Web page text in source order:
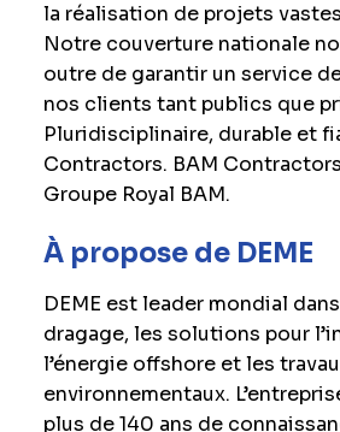
la réalisation de projets
Notre couverture nationale
outre de garantir un service
nos clients tant publics que
Pluridisciplinaire, durable et
Contractors. BAM
Groupe Royal BAM.
À propose de DEME
DEME est leader mondial
dragage, les solutions pour
l’énergie offshore et les
environnementaux.
plus de 140 ans de